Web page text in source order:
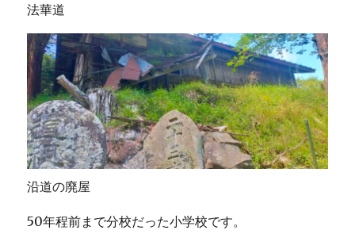
法華道
沿道の廃屋
50年程前まで分校だった小学校です。